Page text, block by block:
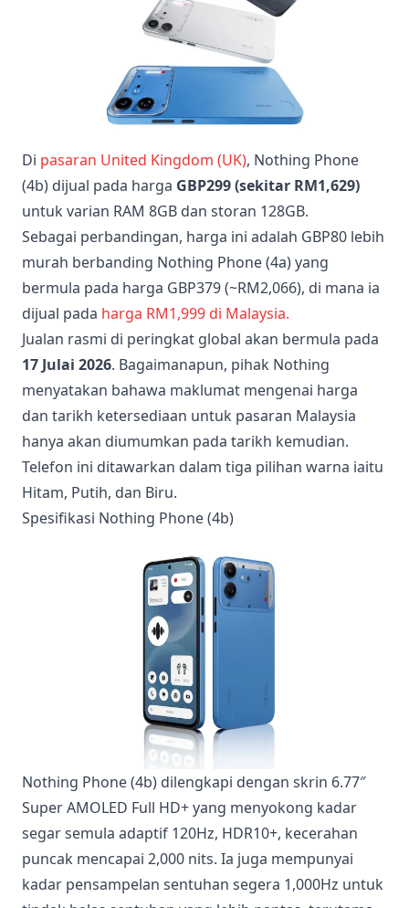
Di pasaran United Kingdom (UK), Nothing Phone
(4b) dijual pada harga GBP299 (sekitar RM1,629)
untuk varian RAM 8GB dan storan 128GB.
Sebagai perbandingan, harga ini adalah GBP80 lebih
murah berbanding Nothing Phone (4a) yang
bermula pada harga GBP379 (~RM2,066), di mana ia
dijual pada harga RM1,999 di Malaysia.
Jualan rasmi di peringkat global akan bermula pada
17 Julai 2026. Bagaimanapun, pihak Nothing
menyatakan bahawa maklumat mengenai harga
dan tarikh ketersediaan untuk pasaran Malaysia
hanya akan diumumkan pada tarikh kemudian.
Telefon ini ditawarkan dalam tiga pilihan warna iaitu
Hitam, Putih, dan Biru.
Spesifikasi Nothing Phone (4b)
Nothing Phone (4b) dilengkapi dengan skrin 6.77″
Super AMOLED Full HD+ yang menyokong kadar
segar semula adaptif 120Hz, HDR10+, kecerahan
puncak mencapai 2,000 nits. Ia juga mempunyai
kadar pensampelan sentuhan segera 1,000Hz untuk